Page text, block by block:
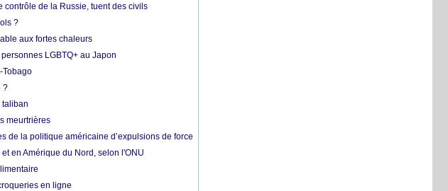
contrôle de la Russie, tuent des civils
?
aux fortes chaleurs
LGBTQ+ au Japon
Tobago
?
taliban
meurtrières
de la politique américaine d’expulsions de force
en Amérique du Nord, selon l'ONU
en ligne